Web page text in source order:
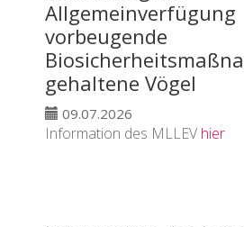
Allgemeinverfügung
vorbeugende
gehaltene Vögel
09.07.2026
Information des MLLEV hier